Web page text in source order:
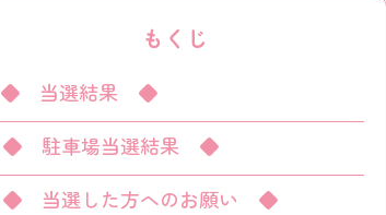
もくじ
◆ 当選結果 ◆
◆ 駐車場当選結果 ◆
◆ 当選した方へのお願い ◆